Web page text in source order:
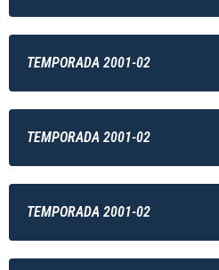
TEMPORADA 2001-02
TEMPORADA 2001-02
TEMPORADA 2001-02